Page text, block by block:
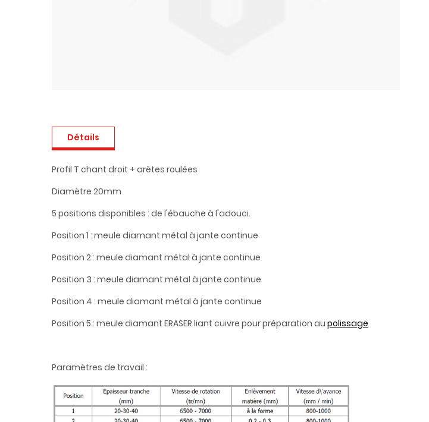
Détails
Profil T chant droit + arêtes roulées
Diamètre 20mm
5 positions disponibles : de l'ébauche à l'adouci.
Position 1 : meule diamant métal à jante continue
Position 2 : meule diamant métal à jante continue
Position 3 : meule diamant métal à jante continue
Position 4 : meule diamant métal à jante continue
Position 5 : meule diamant ERASER liant cuivre pour préparation au polissage
Paramètres de travail :